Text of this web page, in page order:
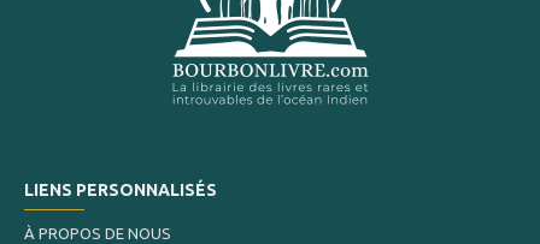
LIENS PERSONNALISÉS
À PROPOS DE NOUS